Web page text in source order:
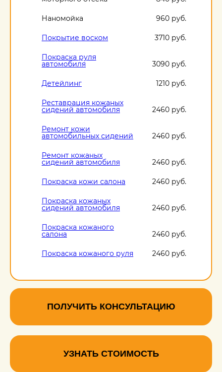
Наномойка 960 руб.
Покрытие воском 3710 руб.
Покраска руля
автомобиля 3090 руб.
Детейлинг 1210 руб.
Реставрация кожаных
сидений автомобиля 2460 руб.
Ремонт кожи
автомобильных сидений 2460 руб.
Ремонт кожаных
сидений автомобиля 2460 руб.
Покраска кожи салона 2460 руб.
Покраска кожаных
сидений автомобиля 2460 руб.
Покраска кожаного
салона 2460 руб.
Покраска кожаного руля 2460 руб.
ПОЛУЧИТЬ КОНСУЛЬТАЦИЮ
УЗНАТЬ СТОИМОСТЬ